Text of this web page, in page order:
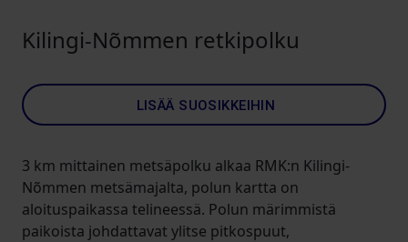
Kilingi-Nõmmen retkipolku
LISÄÄ SUOSIKKEIHIN
3 km mittainen metsäpolku alkaa RMK:n Kilingi-
Nõmmen metsämajalta, polun kartta on
aloituspaikassa telineessä. Polun märimmistä
paikoista johdattavat ylitse pitkospuut,